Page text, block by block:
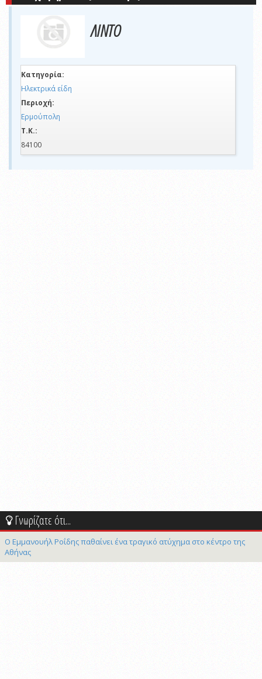
ΛΙΝΤΟ
Κατηγορία:
Ηλεκτρικά είδη
Περιοχή:
Ερμούπολη
Τ.Κ.:
84100
Γνωρίζατε ότι...
Ο Εμμανουήλ Ροΐδης παθαίνει ένα τραγικό ατύχημα στο κέντρο της
Αθήνας